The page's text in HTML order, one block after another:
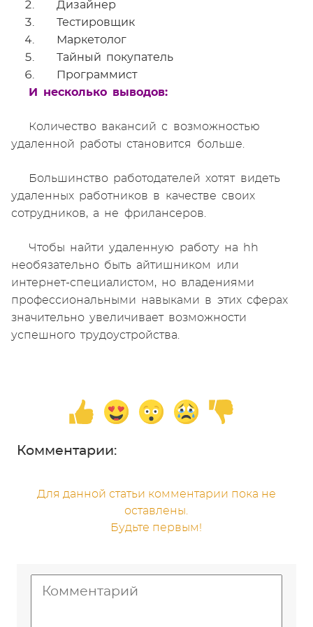
Дизайнер
Тестировщик
Маркетолог
Тайный покупатель
Программист
И несколько выводов:
Количество вакансий с возможностью
удаленной работы становится больше.
Большинство работодателей хотят видеть
удаленных работников в качестве своих
сотрудников, а не фрилансеров.
Чтобы найти удаленную работу на hh
необязательно быть айтишником или
интернет-специалистом, но владениями
профессиональными навыками в этих сферах
значительно увеличивает возможности
успешного трудоустройства.
Комментарии:
Для данной статьи комментарии пока не
оставлены.
Будьте первым!